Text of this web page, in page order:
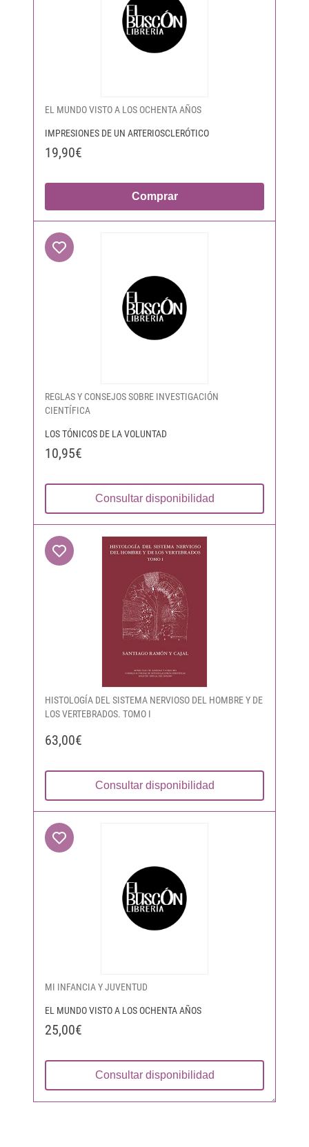
EL MUNDO VISTO A LOS OCHENTA AÑOS
IMPRESIONES DE UN ARTERIOSCLERÓTICO
19,90€
Comprar
REGLAS Y CONSEJOS SOBRE INVESTIGACIÓN
CIENTÍFICA
LOS TÓNICOS DE LA VOLUNTAD
10,95€
Consultar disponibilidad
HISTOLOGÍA DEL SISTEMA NERVIOSO DEL HOMBRE Y DE
LOS VERTEBRADOS. TOMO I
63,00€
Consultar disponibilidad
MI INFANCIA Y JUVENTUD
EL MUNDO VISTO A LOS OCHENTA AÑOS
25,00€
Consultar disponibilidad